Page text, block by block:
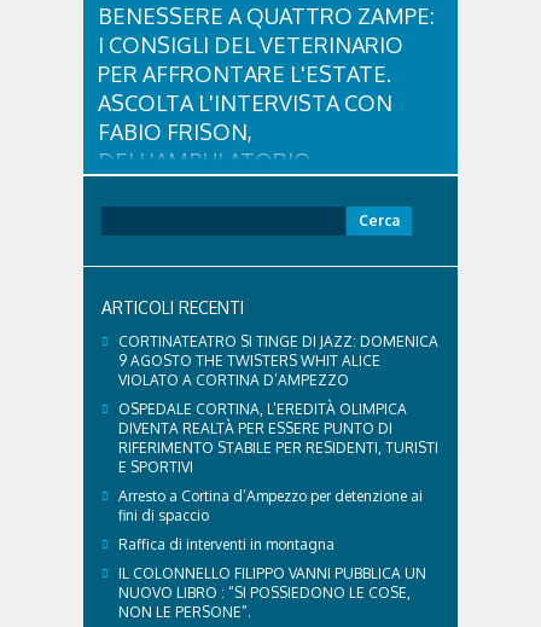
BENESSERE A QUATTRO ZAMPE:
I CONSIGLI DEL VETERINARIO
PER AFFRONTARE L'ESTATE.
ASCOLTA L'INTERVISTA CON
FABIO FRISON,
DELL'AMBULATORIO
con il veterinario di Cortina, che ci ha illustrato i
principali accorgimenti per aiutare i cani ad
affrontare il caldo in sicurezza e benessere...
per:
ARTICOLI RECENTI
CORTINATEATRO SI TINGE DI JAZZ: DOMENICA
9 AGOSTO THE TWISTERS WHIT ALICE
VIOLATO A CORTINA D’AMPEZZO
OSPEDALE CORTINA, L’EREDITÀ OLIMPICA
DIVENTA REALTÀ PER ESSERE PUNTO DI
RIFERIMENTO STABILE PER RESIDENTI, TURISTI
E SPORTIVI
Arresto a Cortina d’Ampezzo per detenzione ai
fini di spaccio
Raffica di interventi in montagna
IL COLONNELLO FILIPPO VANNI PUBBLICA UN
NUOVO LIBRO : “SI POSSIEDONO LE COSE,
NON LE PERSONE”.